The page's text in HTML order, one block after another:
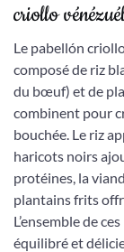
criollo
Le pabellón
composé de riz
du bœuf) et de
combinent pour
bouchée. Le riz
haricots noirs
protéines, la
plantains frits
L’ensemble de
équilibré et